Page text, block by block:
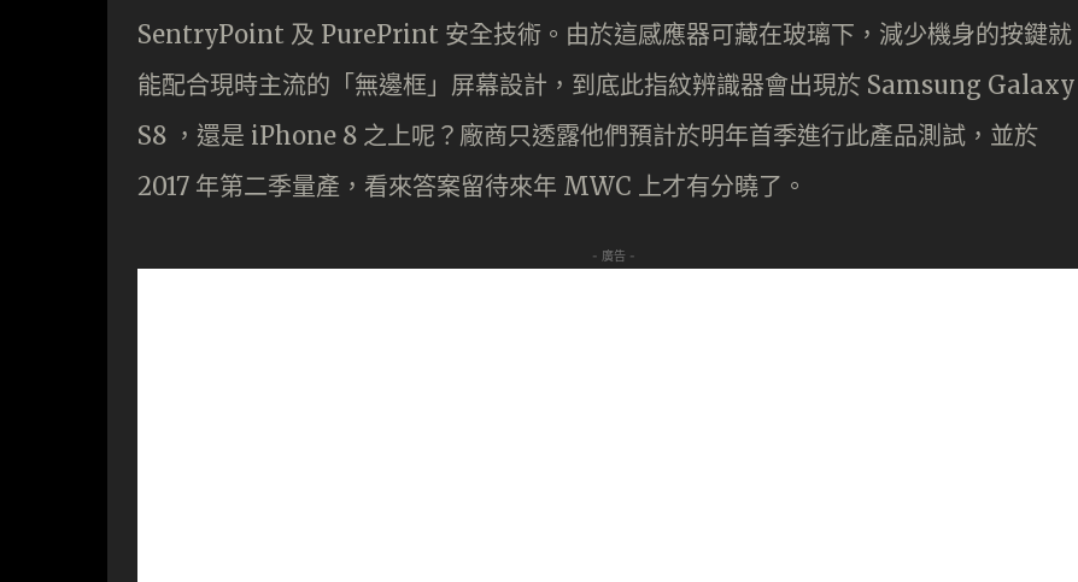
SentryPoint 及 PurePrint 安全技術。由於這感應器可藏在玻璃下，減少機身的按鍵就
能配合現時主流的「無邊框」屏幕設計，到底此指紋辨識器會出現於 Samsung Galaxy
S8 ，還是 iPhone 8 之上呢？廠商只透露他們預計於明年首季進行此產品測試，並於
2017 年第二季量產，看來答案留待來年 MWC 上才有分曉了。
- 廣告 -